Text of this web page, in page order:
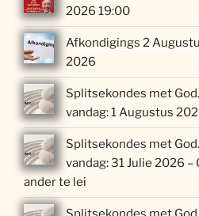
2026 19:00
Afkondigings 2
2026
Splitsekondes met
vandag: 1 Augustus
Splitsekondes met
vandag: 31 Julie 2026 –
ander te lei